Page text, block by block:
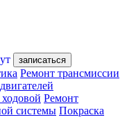
записаться
Ремонт трансмиссии
Ремонт
системы Покраска